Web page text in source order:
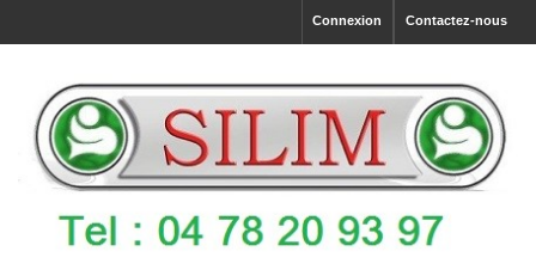
Contactez-nous
Connexion